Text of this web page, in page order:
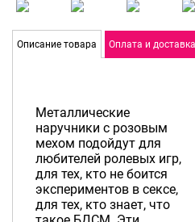
Описание товара Оплата и доставка
Металлические
наручники с розовым
мехом подойдут для
любителей ролевых игр,
для тех, кто не боится
экспериментов в сексе,
для тех, кто знает, что